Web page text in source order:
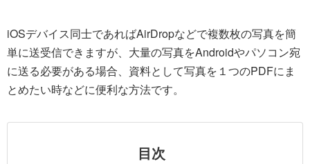
iOSデバイス同士であればAirDropなどで複数枚の写真を簡
単に送受信できますが、大量の写真をAndroidやパソコン宛
に送る必要がある場合、資料として写真を１つのPDFにま
とめたい時などに便利な方法です。
目次